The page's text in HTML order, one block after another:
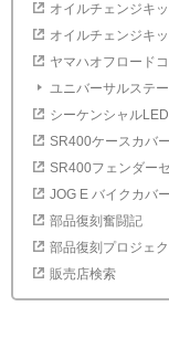
オイルチェンジキ
オイルチェンジキ
ヤマハオフロード
ユニバーサルステ
シーケンシャル
SR400ケースカバ
SR400フェンダー
JOG E バイクカバ
部品復刻奮闘記
部品復刻プロジェク
販売店検索